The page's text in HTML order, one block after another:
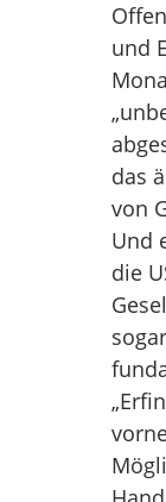
und
das
von
Und
die